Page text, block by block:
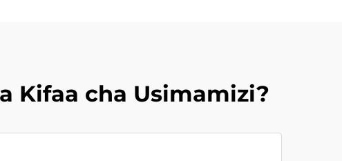
Kifaa cha Usimamizi?